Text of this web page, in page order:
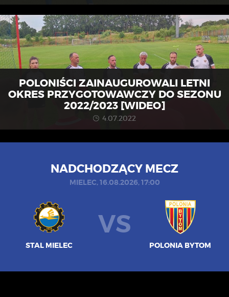
POLONIŚCI ZAINAUGUROWALI LETNI
OKRES PRZYGOTOWAWCZY DO SEZONU
2022/2023 [WIDEO]
4.07.2022
NADCHODZĄCY MECZ
MIELEC, 16.08.2026, 17:00
STAL MIELEC
VS
POLONIA BYTOM